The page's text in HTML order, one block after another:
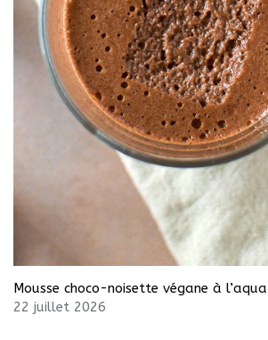
Mousse choco-noisette végane à
22 juillet 2026